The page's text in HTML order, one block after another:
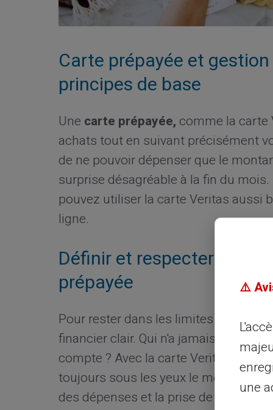
Carte prépayée et
principes de base
Une carte prépayée,comme la carte
achats tout en suivant précisément
de ne pouvoir dépenser que le
surprise désagréable à la fin du
pouvez utiliser la carte Veritas aussi
ligne.
Définir et respecter son
prépayée
Pour rester dans les limites de votre
financier clair. Qui n'a jamais
compte ? Avec la carte Veritas, ce
toujours sous les yeux le montant
des dépenses et la prise de décision
⚠️
une